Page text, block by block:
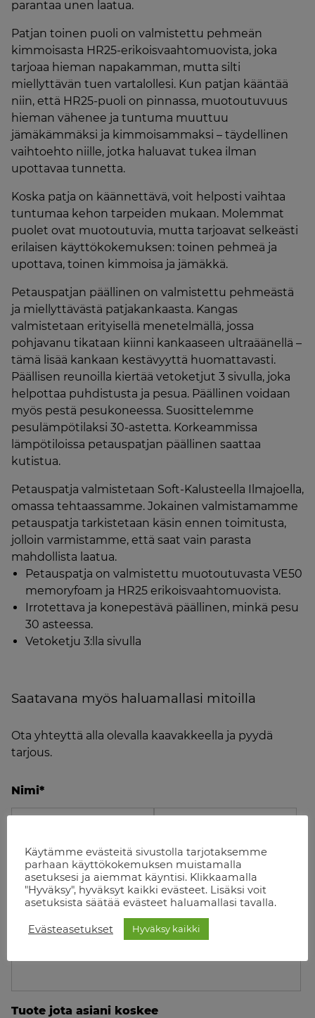
parantaa unen laatua.
Patjan toinen puoli on valmistettu pehmeän
kimmoisasta HR25-erikoisvaahtomuovista, joka
tarjoaa hieman napakamman, mutta silti
miellyttävän tuen vartalollesi. Kun patjan kääntää
niin, että HR25-puoli on pinnassa, muotoutuvuus
hieman vähenee ja tuntuma muuttuu
jämäkämmäksi ja kimmoisammaksi – täydellinen
vaihtoehto niille, jotka haluavat tukea ilman
upottavaa tunnetta.
Koska patja on käännettävä, voit helposti vaihtaa
tuntumaa kehon tarpeiden mukaan. Molemmat
puolet ovat muotoutuvia, mutta tarjoavat selkeästi
erilaisen käyttökokemuksen: toinen pehmeä ja
upottava, toinen kimmoisa ja jämäkkä.
Petauspatjan päällinen on valmistettu pehmeästä
ja miellyttävästä patjakankaasta. Kangas
valmistetaan erityisellä menetelmällä, jossa
pohjavanu tikataan kiinni kankaaseen ultraäänellä –
tämä lisää kankaan kestävyyttä huomattavasti.
Päällisen reunoilla kiertää vetoketjut 3 sivulla, joka
helpottaa puhdistusta ja pesua. Päällinen voidaan
myös pestä pesukoneessa. Suosittelemme
pesulämpötilaksi 30-astetta. Korkeammissa
lämpötiloissa petauspatjan päällinen saattaa
kutistua.
Petauspatja valmistetaan Soft-Kalusteella Ilmajoella,
omassa tehtaassamme. Jokainen valmistamamme
petauspatja tarkistetaan käsin ennen toimitusta,
jolloin varmistamme, että saat vain parasta
mahdollista laatua.
Petauspatja on valmistettu muotoutuvasta VE50
memoryfoam ja HR25 erikoisvaahtomuovista.
Irrotettava ja konepestävä päällinen, minkä pesu
30 asteessa.
Vetoketju 3:lla sivulla
Saatavana myös haluamallasi mitoilla
Ota yhteyttä alla olevalla kaavakkeella ja pyydä
tarjous.
Nimi*
Etunimi Sukunimi
Puhelinnumero*
Tuote jota asiani koskee
Käytämme evästeitä sivustolla tarjotaksemme
parhaan käyttökokemuksen muistamalla
asetuksesi ja aiemmat käyntisi. Klikkaamalla
"Hyväksy", hyväksyt kaikki evästeet. Lisäksi voit
asetuksista säätää evästeet haluamallasi tavalla.
Evästeasetukset Hyväksy kaikki